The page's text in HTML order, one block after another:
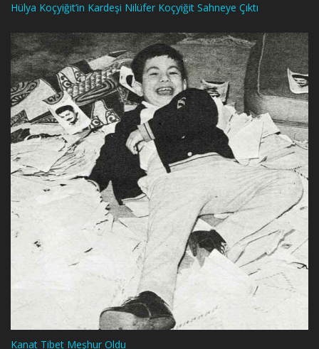
Hülya Koçyiğit’in Kardeşi Nilüfer Koçyiğit Sahneye Çıktı
Kanat Tibet Meşhur Oldu